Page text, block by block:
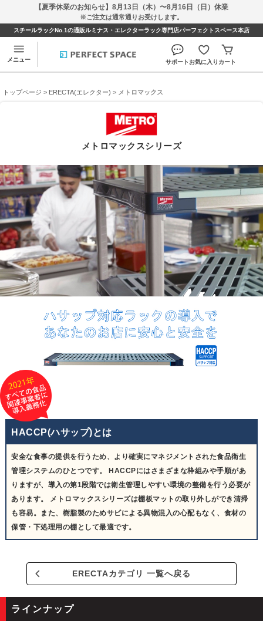
【夏季休業のお知らせ】8月13日（木）〜8月16日（日）休業
※ご注文は通常通りお受けします。
スチールラックNo.1の通販ルミナス・エレクターラック専門店パーフェクトスペース本店
メニュー サポートお気に入り カート
トップページ > ERECTA(エレクター) > メトロマックス
メトロマックスシリーズ
HACCP(ハサップ)とは
安全な食事の提供を行うため、より確実にマネジメントされた食品衛生
管理システムのひとつです。 HACCPにはさまざまな枠組みや手順があ
りますが、導入の第1段階では衛生管理しやすい環境の整備を行う必要が
あります。 メトロマックスシリーズは棚板マットの取り外しができ清掃
も容易。また、樹脂製のためサビによる異物混入の心配もなく、食材の
保管・下処理用の棚として最適です。
ERECTAカテゴリ 一覧へ戻る
ラインナップ